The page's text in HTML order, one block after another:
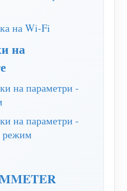
уред
прогнозиране и симулация
на слънчева фотоволтаична
на електроенергия
на фотоволтаични
на Wi-Fi
на
на параметри -
на параметри -
режим